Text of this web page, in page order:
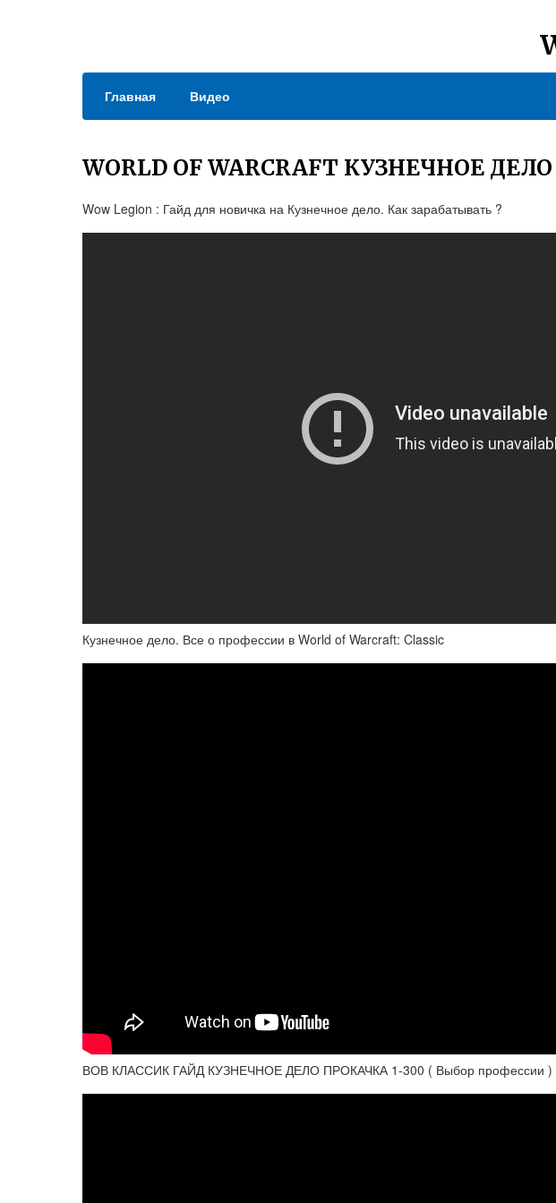
Главная Видео
WORLD OF WARCRAFT КУЗНЕЧНОЕ
Wow Legion : Гайд для новичка на Кузнечное дело. Как зарабатывать ?
Кузнечное дело. Все о профессии в World of Warcraft: Classic
ВОВ КЛАССИК ГАЙД КУЗНЕЧНОЕ ДЕЛО ПРОКАЧКА 1-300 ( Выбор профессии )